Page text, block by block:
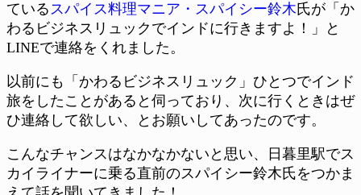
ているスパイス料理マニア・スパイシー鈴木 氏が「か
わるビジネスリュックでインドに行きますよ！」と
LINEで連絡をくれました。
以前にも「かわるビジネスリュック」ひとつでインド
旅をしたことがあると伺っており、次に行くときはぜ
ひ連絡して欲しい、とお願いしてあったのです。
こんなチャンスはなかなかないと思い、日暮里駅でス
カイライナーに乗る直前のスパイシー鈴木氏をつかま